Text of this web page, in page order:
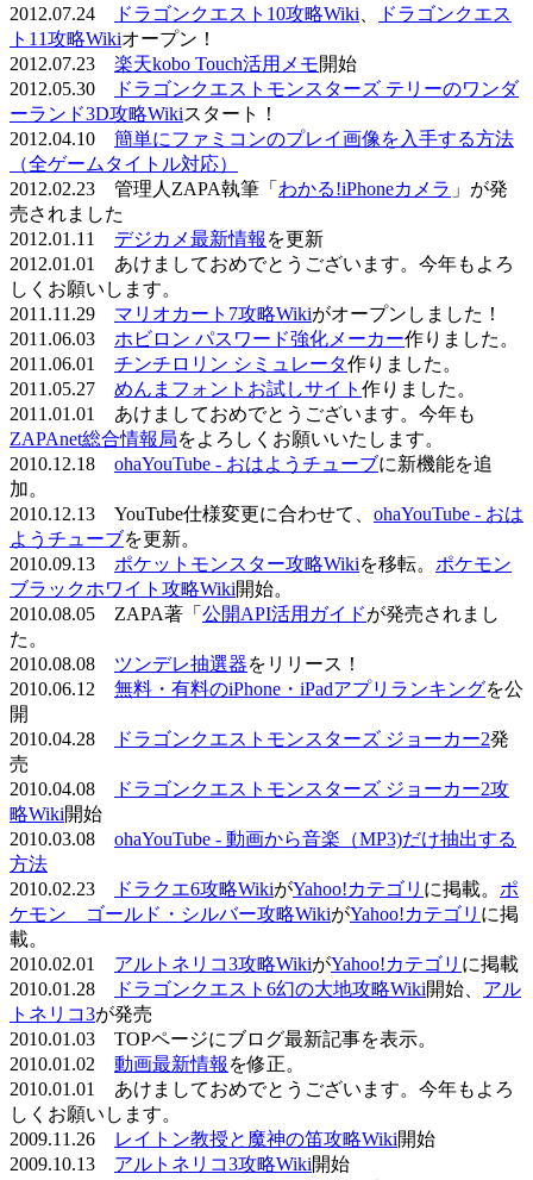
2012.07.24
ドラゴンクエスト10攻略Wiki
ドラゴンクエス
ト11攻略Wikiオープン！
2012.07.23 楽天kobo Touch活用メモ開始
2012.05.30
ドラゴンクエストモンスターズ テリーのワンダ
ーランド3D攻略Wikiスタート！
2012.04.10 簡単にファミコンのプレイ画像を入手する方法
（全ゲームタイトル対応）
2012.02.23 管理人ZAPA執筆「 わかる!iPhoneカメラ 」が発
売されました
2012.01.11 デジカメ最新情報 を更新
2012.01.01 あけましておめでとうございます。今年もよろ
しくお願いします。
2011.11.29 マリオカート7攻略Wikiがオープンしました！
2011.06.03 ホビロン パスワード強化メーカー作りました。
2011.06.01 チンチロリン シミュレータ作りました。
2011.05.27 めんまフォントお試しサイト 作りました。
2011.01.01 あけましておめでとうございます。今年も
ZAPAnet総合情報局をよろしくお願いいたします。
2010.12.18 ohaYouTube - おはようチューブに新機能を追
加。
2010.12.13 YouTube仕様変更に合わせて、 ohaYouTube - おは
ようチューブを更新。
2010.09.13 ポケットモンスター攻略Wikiを移転。 ポケモン
ブラックホワイト攻略Wiki開始。
2010.08.05 ZAPA著「 公開API活用ガイドが発売されまし
た。
2010.08.08 ツンデレ抽選器をリリース！
2010.06.12 無料・有料のiPhone・iPadアプリランキングを公
開
2010.04.28
ドラゴンクエストモンスターズ ジョーカー2発
売
2010.04.08
ドラゴンクエストモンスターズ ジョーカー2攻
略Wiki開始
2010.03.08 ohaYouTube - 動画から音楽（MP3)だけ抽出する
方法
2010.02.23
ドラクエ6攻略WikiがYahoo!カテゴリ に掲載。 ポ
ケモン ゴールド・シルバー攻略WikiがYahoo!カテゴリ に掲
載。
2010.02.01 アルトネリコ3攻略WikiがYahoo!カテゴリ に掲載
2010.01.28
ドラゴンクエスト6幻の大地攻略Wiki開始、 アル
トネリコ3が発売
2010.01.03 TOPページにブログ最新記事を表示。
2010.01.02 動画最新情報 を修正。
2010.01.01 あけましておめでとうございます。今年もよろ
しくお願いします。
2009.11.26
レイトン教授と魔神の笛攻略Wiki開始
2009.10.13 アルトネリコ3攻略Wiki開始